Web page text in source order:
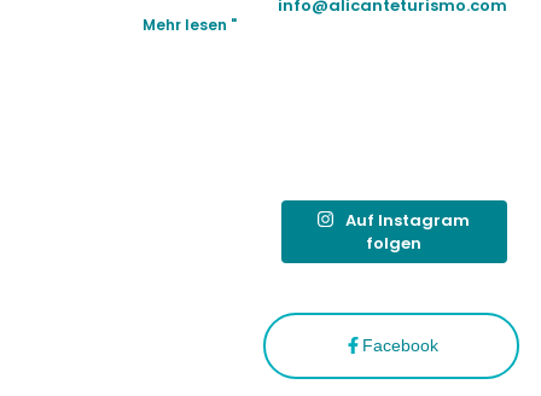
simulacro de socorrismo
reforzar el
Mehr lesen "
Facebook
info@alicanteturismo.com
Auf Instagram
folgen